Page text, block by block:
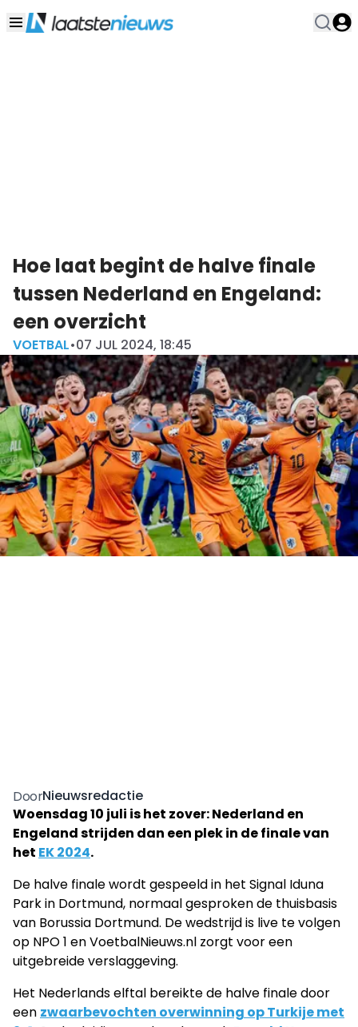
Hoe laat begint de halve finale
tussen Nederland en Engeland:
een overzicht
VOETBAL•07 JUL 2024, 18:45
DoorNieuwsredactie
Woensdag 10 juli is het zover: Nederland en
Engeland strijden dan een plek in de finale van
het EK 2024.
De halve finale wordt gespeeld in het Signal Iduna
Park in Dortmund, normaal gesproken de thuisbasis
van Borussia Dortmund. De wedstrijd is live te volgen
op NPO 1 en VoetbalNieuws.nl zorgt voor een
uitgebreide verslaggeving.
Het Nederlands elftal bereikte de halve finale door
een zwaarbevochten overwinning op Turkije met